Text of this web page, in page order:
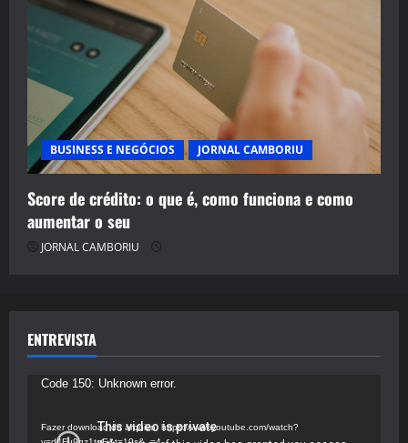
BUSINESS E NEGÓCIOS JORNAL CAMBORIU
Score de crédito: o que é, como funciona e como
aumentar o seu
JORNAL CAMBORIU
ENTREVISTA
Tocador
vídeo
Code 150: Unknown error.
Fazer download do arquivo: https://www.youtube.com/watch?